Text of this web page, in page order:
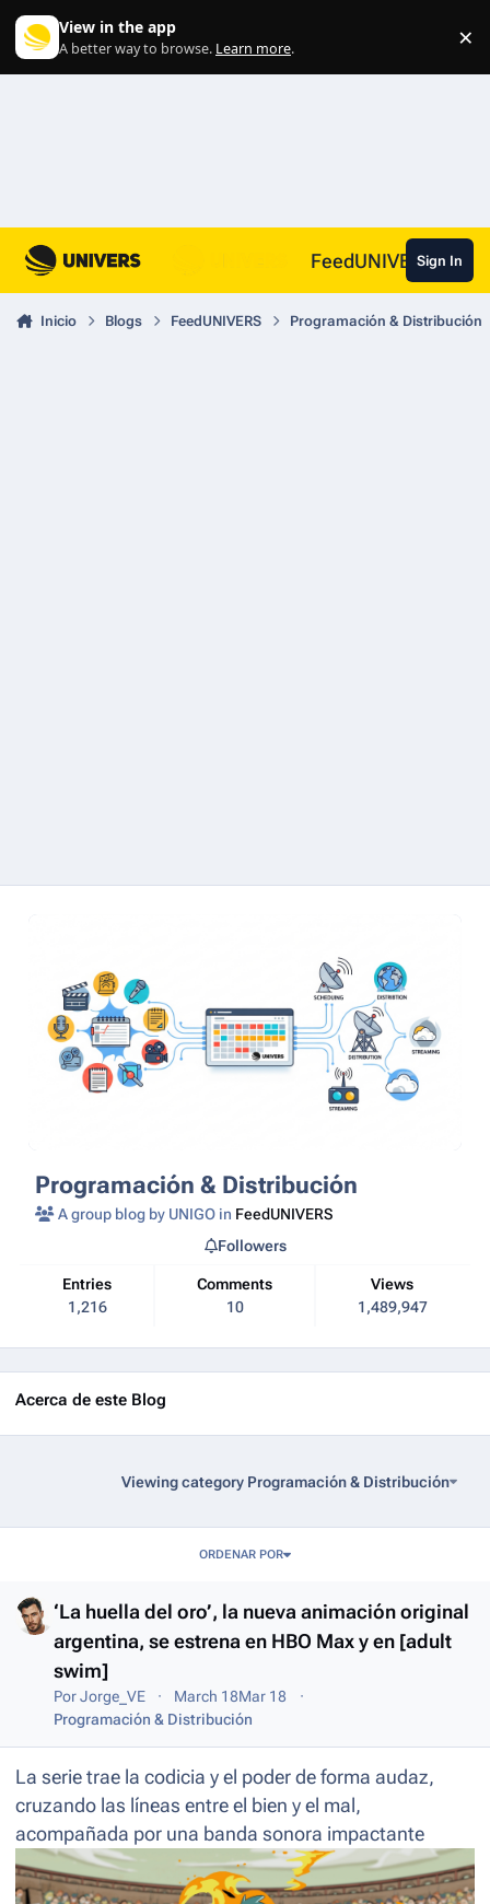
View in the app
A better way to browse. Learn more. ×
FeedUNIVERSSign In
Inicio Blogs FeedUNIVERS Programación & Distribución
Programación & Distribución
A group blog by UNIGO in FeedUNIVERS
Entries
1,216
Comments
10
Views
1,489,947
Followers
Acerca de este Blog
Viewing category Programación & Distribución
ORDENAR POR
‘La huella del oro’, la nueva animación original
argentina, se estrena en HBO Max y en [adult
swim]
PorJorge_VE March 18Mar 18
Programación & Distribución
La serie trae la codicia y el poder de forma audaz,
cruzando las líneas entre el bien y el mal,
acompañada por una banda sonora impactante